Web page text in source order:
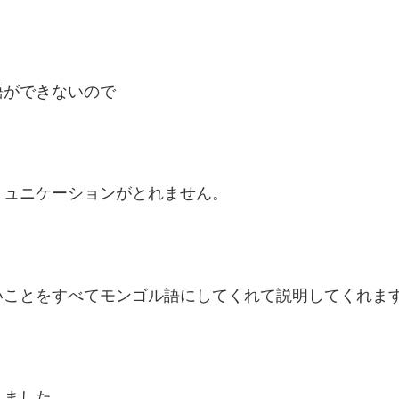
できないので
ニケーションがとれません。
とをすべてモンゴル語にしてくれて説明してくれま